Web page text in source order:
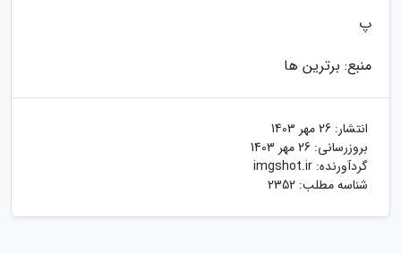
پ
منبع: برترین ها
انتشار: 26 مهر 1403
بروزرسانی: 26 مهر 1403
گردآورنده: imgshot.ir
شناسه مطلب: 2352